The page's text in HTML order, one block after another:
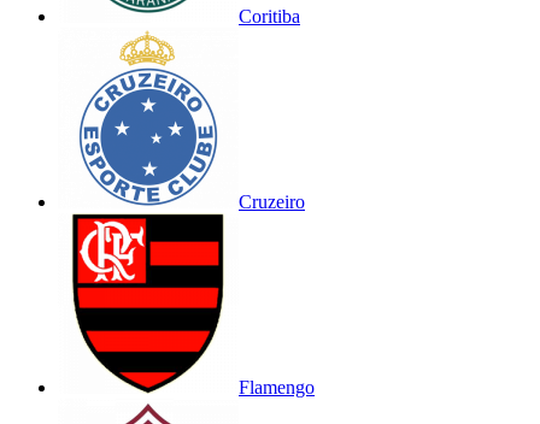
Coritiba
Cruzeiro
Flamengo